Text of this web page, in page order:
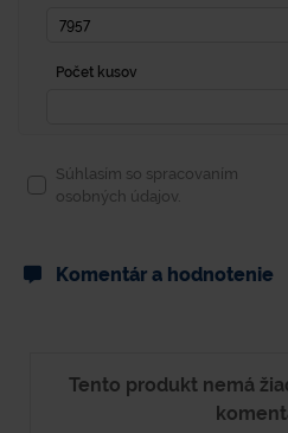
Počet kusov
Súhlasím so spracovaním
osobných údajov.
Komentár a hodnotenie
Tento produkt nemá